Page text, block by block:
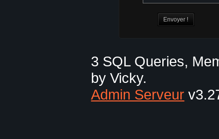
3 SQL Queries,
by Vicky.
Admin Serveur